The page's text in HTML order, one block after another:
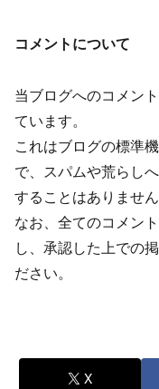
コメントについて
当ブログへのコメン
ています。
これはブログの標準
で、スパムや荒らし
することはありません
なお、全てのコメン
し、承認した上での
ださい。
X